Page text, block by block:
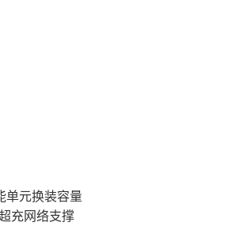
单元换装容量
充网络支撑